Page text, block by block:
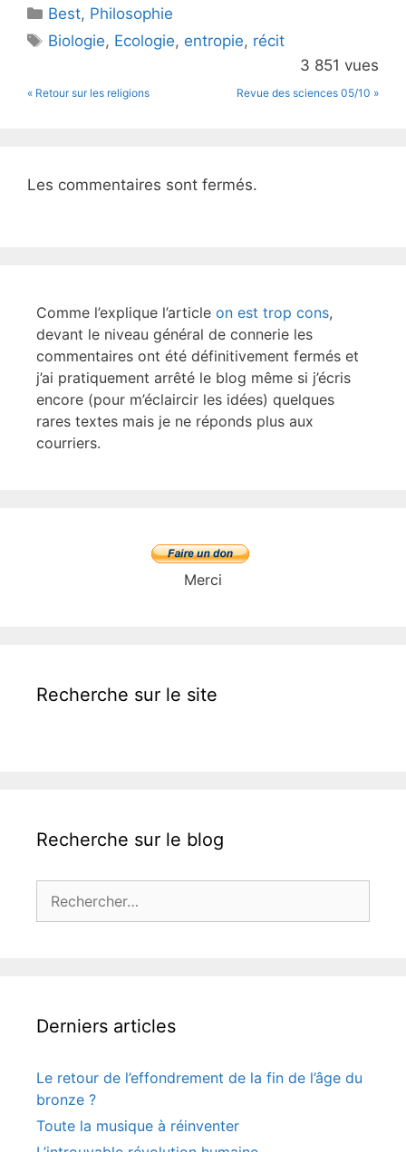
er e
b
Catégories
Best, Philosophie
Étiquettes
Biologie, Ecologie, entropie, récit
3 851 vues
« Retour sur les religions Revue des sciences 05/10 »
Les commentaires sont fermés.
Comme l’explique l’article on est trop cons,
devant le niveau général de connerie les
commentaires ont été définitivement fermés et
j’ai pratiquement arrêté le blog même si j’écris
encore (pour m’éclaircir les idées) quelques
rares textes mais je ne réponds plus aux
courriers.
Merci
Recherche sur le site
Recherche sur le blog
Derniers articles
Le retour de l’effondrement de la fin de l’âge du
bronze ?
Toute la musique à réinventer